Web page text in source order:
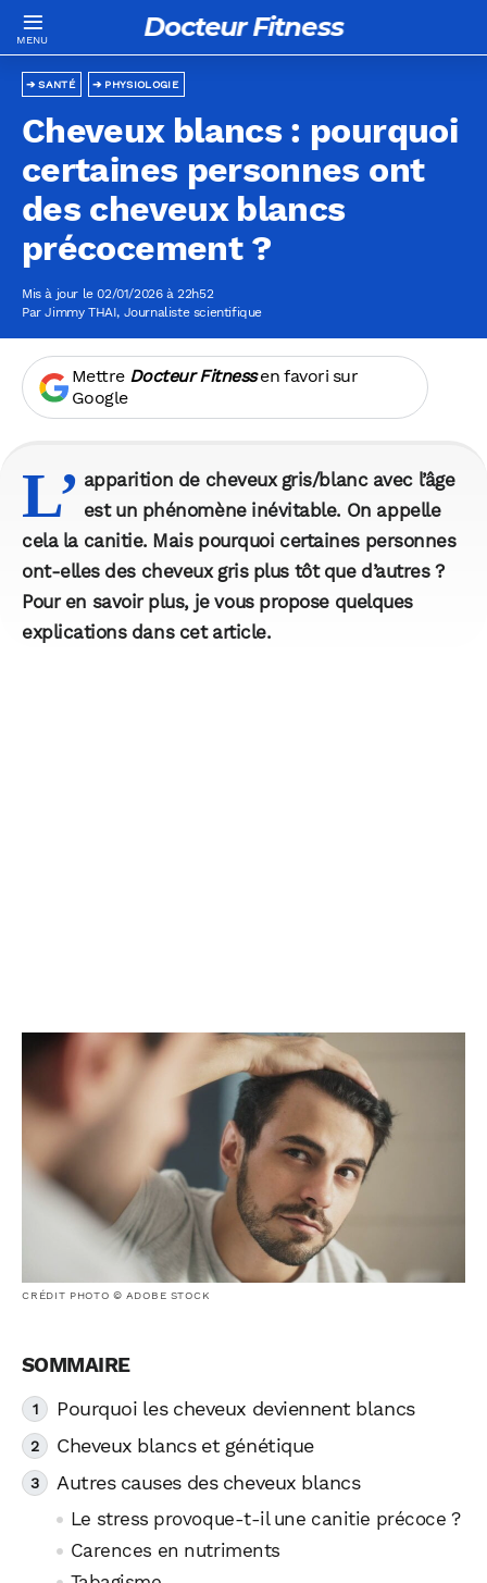
Docteur Fitness
PHYSIOLOGIE
SANTÉ
Cheveux blancs : pourquoi
certaines personnes ont
des cheveux blancs
précocement ?
Mis à jour le 02/01/2026 à 22h52
ParJimmy THAI, Journaliste scientifique
Mettre Docteur Fitnessen favori sur
Google
L’ apparition de cheveux gris/blanc avec l’âge
est un phénomène inévitable. On appelle
cela la canitie. Mais pourquoi certaines personnes
ont-elles des cheveux gris plus tôt que d’autres ?
Pour en savoir plus, je vous propose quelques
explications dans cet article.
CRÉDIT PHOTO © ADOBE STOCK
Pourquoi les cheveux deviennent blancs
Cheveux blancs et génétique
Autres causes des cheveux blancs
Le stress provoque-t-il une canitie précoce ?
Carences en nutriments